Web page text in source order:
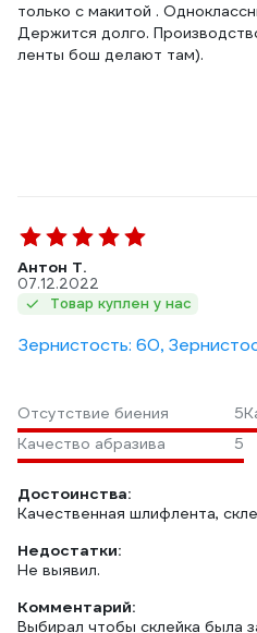
только с макитой .
Держится долго.
ленты бош делают там).
Антон Т.
07.12.2022
Товар куплен у нас
Зернистость: 60,
Отсутствие биения 5
Качество абразива
5
Достоинства:
Качественная шлифлента,
Недостатки:
Не выявил.
Комментарий:
Выбирал чтобы склейка была